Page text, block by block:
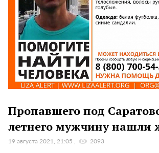
Пропавшего под
летнего мужчину нашли
19 августа 2021, 21:05 2093